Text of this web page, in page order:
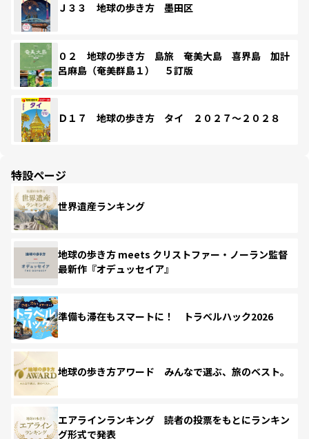
Ｊ３３ 地球の歩き方 墨田区
０２ 地球の歩き方 島旅 奄美大島 喜界島 加計
呂麻島（奄美群島１） ５訂版
Ｄ１７ 地球の歩き方 タイ ２０２７～２０２８
特設ページ
世界遺産ランキング
地球の歩き方 meets クリストファー・ノーラン監督
最新作『オデュッセイア』
準備も滞在もスマートに！ トラベルハック2026
地球の歩き方アワード みんなで選ぶ、旅のベスト。
エアラインランキング 読者の投票をもとにランキン
グ形式で発表